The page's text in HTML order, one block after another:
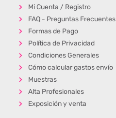
Mi Cuenta / Registro
FAQ - Preguntas Frecuentes
Formas de Pago
Política de Privacidad
Condiciones Generales
Cómo calcular gastos envío
Muestras
Alta Profesionales
Exposición y venta